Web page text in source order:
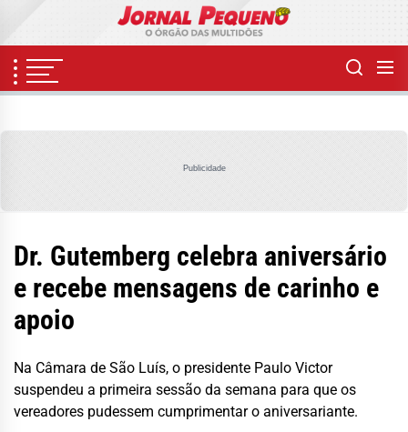
content
Publicidade
Dr. Gutemberg celebra aniversário
e recebe mensagens de carinho e
apoio
Na Câmara de São Luís, o presidente Paulo Victor
suspendeu a primeira sessão da semana para que os
vereadores pudessem cumprimentar o aniversariante.